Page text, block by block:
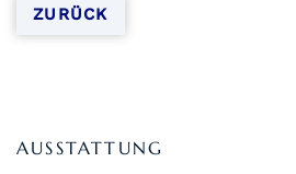
ZURÜCK
AUSSTATTUNG